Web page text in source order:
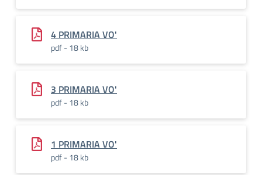
4 PRIMARIA VO'
pdf - 18 kb
3 PRIMARIA VO'
pdf - 18 kb
1 PRIMARIA VO'
pdf - 18 kb